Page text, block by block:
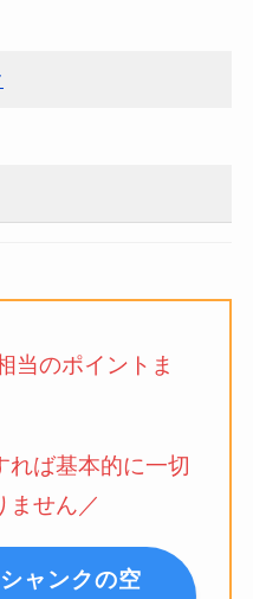
当のポイントま
れば基本的に一切
ません／
ャンクの空